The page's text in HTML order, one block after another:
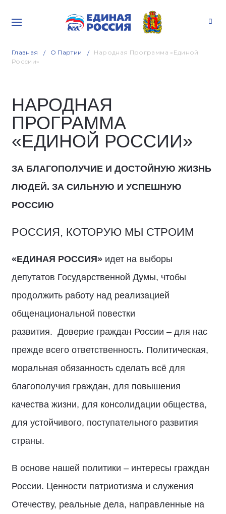
Главная О Партии
Народная Программа «Единой
России»
НАРОДНАЯ
ПРОГРАММА
«ЕДИНОЙ РОССИИ»
ЗА БЛАГОПОЛУЧИЕ И ДОСТОЙНУЮ ЖИЗНЬ
ЛЮДЕЙ. ЗА СИЛЬНУЮ И УСПЕШНУЮ
РОССИЮ
РОССИЯ, КОТОРУЮ МЫ СТРОИМ
«ЕДИНАЯ РОССИЯ» идет на выборы
депутатов Государственной Думы, чтобы
продолжить работу над реализацией
общенациональной повестки
развития. Доверие граждан России – для нас
прежде всего ответственность. Политическая,
моральная обязанность сделать всё для
благополучия граждан, для повышения
качества жизни, для консолидации общества,
для устойчивого, поступательного развития
страны.
В основе нашей политики – интересы граждан
России. Ценности патриотизма и служения
Отечеству, реальные дела, направленные на